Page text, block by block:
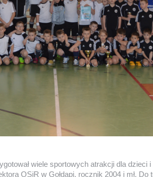
wiele sportowych atrakcji dla dzieci i
OSiR w Gołdapi, rocznik 2004 i mł. Do